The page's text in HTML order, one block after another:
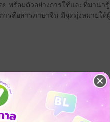
พร้อมตัวอย่างการใช้และที่มาน่า
รสื่อสารภาษาจีน มีจุดมุ่งหมายให้